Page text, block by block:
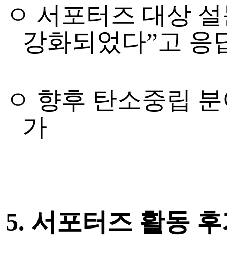
ㅇ 서포터즈 대상
강화되었다”고 응
ㅇ 향후 탄소중립
가
5. 서포터즈 활동